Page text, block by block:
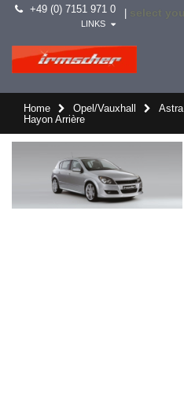
+49 (0) 7151 971 0
LINKS
Home Opel/Vauxhall Astra
Hayon Arrière